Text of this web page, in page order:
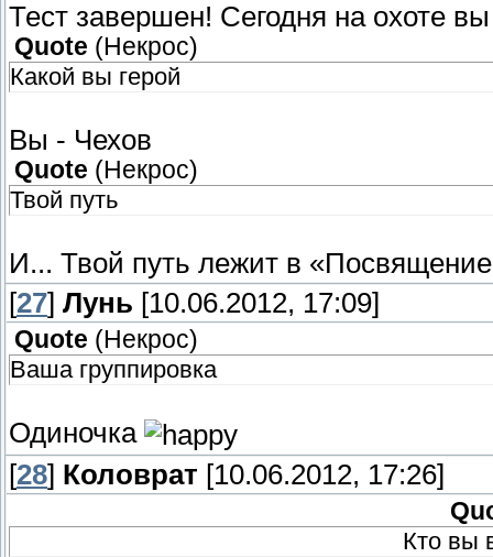
Тест завершен! Сегодня на охоте
Quote ( Некрос)
Какой вы герой
Вы - Чехов
Quote ( Некрос)
Твой путь
И... Твой путь лежит в
[27] Лунь [10.06.2012, 17:09]
Quote ( Некрос)
Ваша группировка
Одиночка
[28] Коловрат [10.06.2012, 17:26]
Кто вы